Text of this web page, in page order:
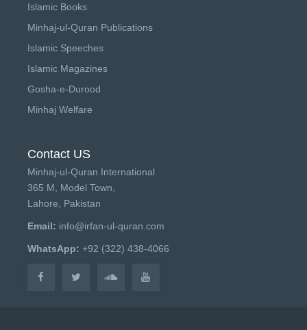
Islamic Books
Minhaj-ul-Quran Publications
Islamic Speeches
Islamic Magazines
Gosha-e-Durood
Minhaj Welfare
Contact US
Minhaj-ul-Quran International
365 M, Model Town,
Lahore, Pakistan
Email: info@irfan-ul-quran.com
WhatsApp: +92 (322) 438-4066